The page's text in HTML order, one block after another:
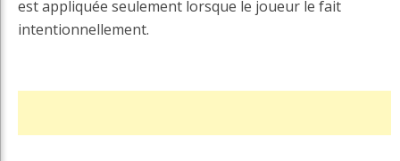
est appliquée seulement lorsque le joueur le fait
intentionnellement.